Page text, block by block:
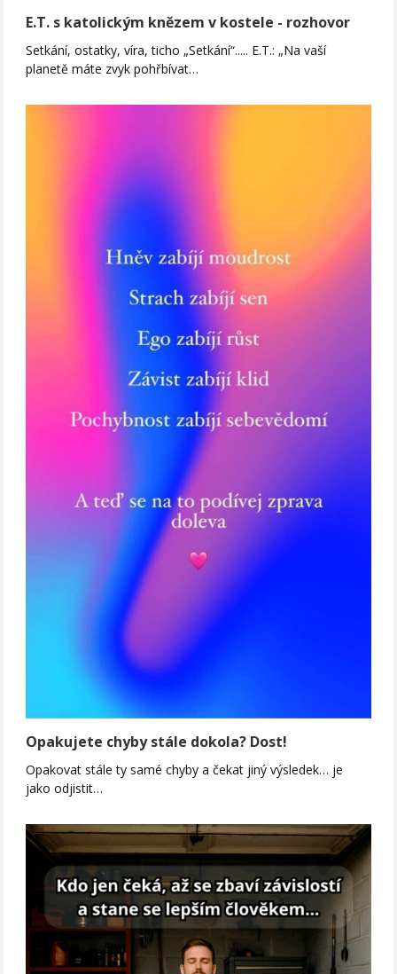
E.T. s katolickým knězem v kostele - rozhovor
Setkání, ostatky, víra, ticho „Setkání“..... E.T.: „Na vaší
planetě máte zvyk pohřbívat…
Opakujete chyby stále dokola? Dost!
Opakovat stále ty samé chyby a čekat jiný výsledek… je
jako odjistit…